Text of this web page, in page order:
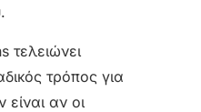
τελειώνει
τρόπος για
αν οι